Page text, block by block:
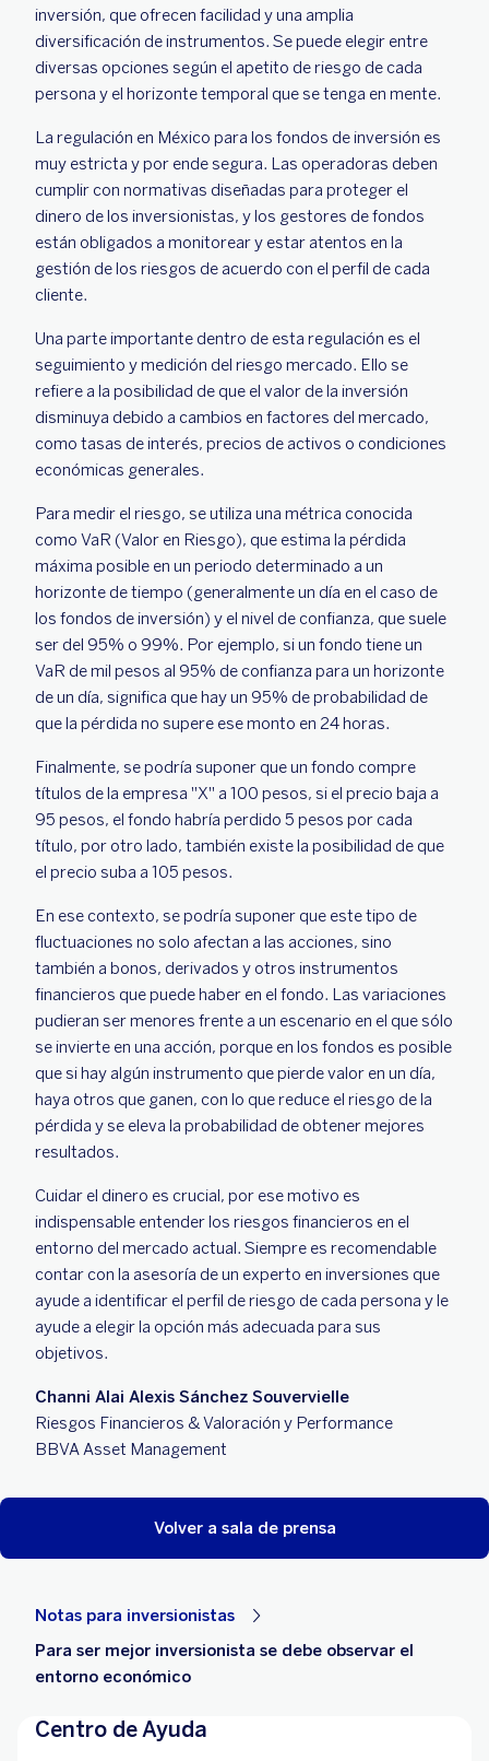
inversión, que ofrecen facilidad y una amplia
diversificación de instrumentos. Se puede elegir entre
diversas opciones según el apetito de riesgo de cada
persona y el horizonte temporal que se tenga en mente.
La regulación en México para los fondos de inversión es
muy estricta y por ende segura. Las operadoras deben
cumplir con normativas diseñadas para proteger el
dinero de los inversionistas, y los gestores de fondos
están obligados a monitorear y estar atentos en la
gestión de los riesgos de acuerdo con el perfil de cada
cliente.
Una parte importante dentro de esta regulación es el
seguimiento y medición del riesgo mercado. Ello se
refiere a la posibilidad de que el valor de la inversión
disminuya debido a cambios en factores del mercado,
como tasas de interés, precios de activos o condiciones
económicas generales.
Para medir el riesgo, se utiliza una métrica conocida
como VaR (Valor en Riesgo), que estima la pérdida
máxima posible en un periodo determinado a un
horizonte de tiempo (generalmente un día en el caso de
los fondos de inversión) y el nivel de confianza, que suele
ser del 95% o 99%. Por ejemplo, si un fondo tiene un
VaR de mil pesos al 95% de confianza para un horizonte
de un día, significa que hay un 95% de probabilidad de
que la pérdida no supere ese monto en 24 horas.
Finalmente, se podría suponer que un fondo compre
títulos de la empresa "X" a 100 pesos, si el precio baja a
95 pesos, el fondo habría perdido 5 pesos por cada
título, por otro lado, también existe la posibilidad de que
el precio suba a 105 pesos.
En ese contexto, se podría suponer que este tipo de
fluctuaciones no solo afectan a las acciones, sino
también a bonos, derivados y otros instrumentos
financieros que puede haber en el fondo. Las variaciones
pudieran ser menores frente a un escenario en el que sólo
se invierte en una acción, porque en los fondos es posible
que si hay algún instrumento que pierde valor en un día,
haya otros que ganen, con lo que reduce el riesgo de la
pérdida y se eleva la probabilidad de obtener mejores
resultados.
Cuidar el dinero es crucial, por ese motivo es
indispensable entender los riesgos financieros en el
entorno del mercado actual. Siempre es recomendable
contar con la asesoría de un experto en inversiones que
ayude a identificar el perfil de riesgo de cada persona y le
ayude a elegir la opción más adecuada para sus
objetivos.
Channi Alai Alexis Sánchez Souvervielle
Riesgos Financieros & Valoración y Performance
BBVA Asset Management
Volver a sala de prensa
Notas para inversionistas
Para ser mejor inversionista se debe observar el
entorno económico
Centro de Ayuda